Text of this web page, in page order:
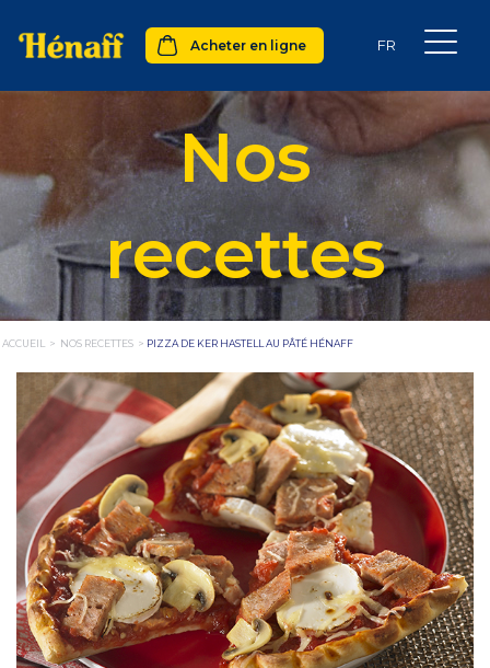
Acheter en ligne
Nos
recettes
ACCUEIL > NOS RECETTES > PIZZA DE KER HASTELL AU PÂTÉ HÉNAFF